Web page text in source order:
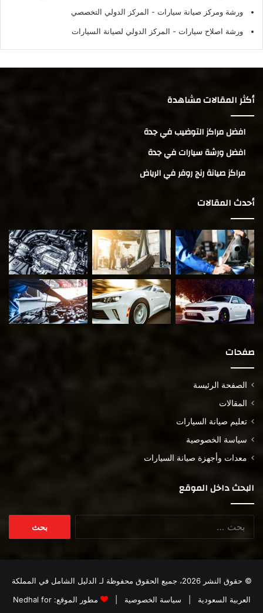
ورشة ومركز صيانة سيارات - المركز الدولي التخصصي
ورشة اصلاح سيارات - المركز الدولي لصيانة السيارات
أكثر المقالات مشاهدة
افضل مراكز التوضيب في جدة
افضل ورشة سيارات في جدة
مراكز صيانة رنج روفر في الرياض
أحدث المقالات
صفحات
الصفحة الرئيسة
المقالات
تعليم صيانة السيارات
سياسة الخصوصية
معدات وأجهزة صيانة السيارات
البحث داخل الموقع
© حقوق النشر 2026، جميع الحقوق محفوظة لـ
الدليل الشامل في المملكة
العربية السعودية
سياسة الخصوصية | مطور الموقع:Nedhal for